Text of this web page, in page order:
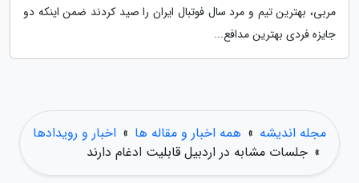
مربی، بهترین تیم و مرد سال فوتبال ایران را صید کردند ضمن اینکه دو
جایزه فردی بهترین مدافع...
مجله اندیشه » همه اخبار و مقاله ها » اخبار و رویدادها
» جلسات مشابه در اردبیل قابلیت ادغام دارند